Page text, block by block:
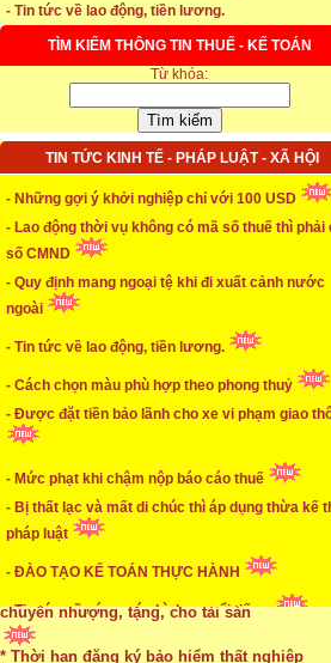
- Tin tức về lao động, tiền lương.
TÌM KIẾM THÔNG TIN THUẾ - KẾ TOÁN
Từ khóa:
TIN TỨC KINH TẾ - PHÁP LUẬT - XÃ HỘI
- Những gợi ý khởi nghiệp chỉ với 100 USD
- Lao động thời vụ không có mã số thuế thì phải
số CMND
- Quy định mang ngoại tệ khi đi xuất cảnh nước
ngoài
- Tin tức về lao động, tiền lương.
- Cách chọn màu phù hợp theo phong thuỷ
- Được đặt tiền bảo lãnh cho xe vi phạm giao
- Mức phạt khi chậm nộp báo cáo thuế
- Bị thất lạc và mất di chúc thì áp dụng thừa kế
pháp luật
- ĐÀO TẠO KẾ TOÁN THỰC HÀNH
- Tin tức về các vụ án hình sự nổi tiếng.
* Thời hiệu xử phạt trong xây dựng
* NHẬN SINH VIÊN THỰC TẬP
...xem chi
* ĐÀO TẠO KẾ TOÁN THỰC HÀNH
* TUYỂN DỤNG KẾ TOÁN (thường xuyên)
...xem chi
* Mức phạt khi chậm nộp báo cáo thuế
...xem chi
* Lập di chúc bằng miệng có cần đi công
...xem chi
* Những trường hợp được miễn thuế TNCN
chuyển nhượng, tặng, cho tài sản